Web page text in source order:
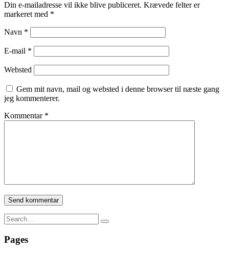
Din e-mailadresse vil ikke blive publiceret. Krævede felter er
markeret med *
Navn *
E-mail *
Websted
Gem mit navn, mail og websted i denne browser til næste gang
jeg kommenterer.
Kommentar *
Pages